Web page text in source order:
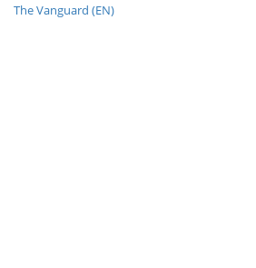
The Vanguard (EN)